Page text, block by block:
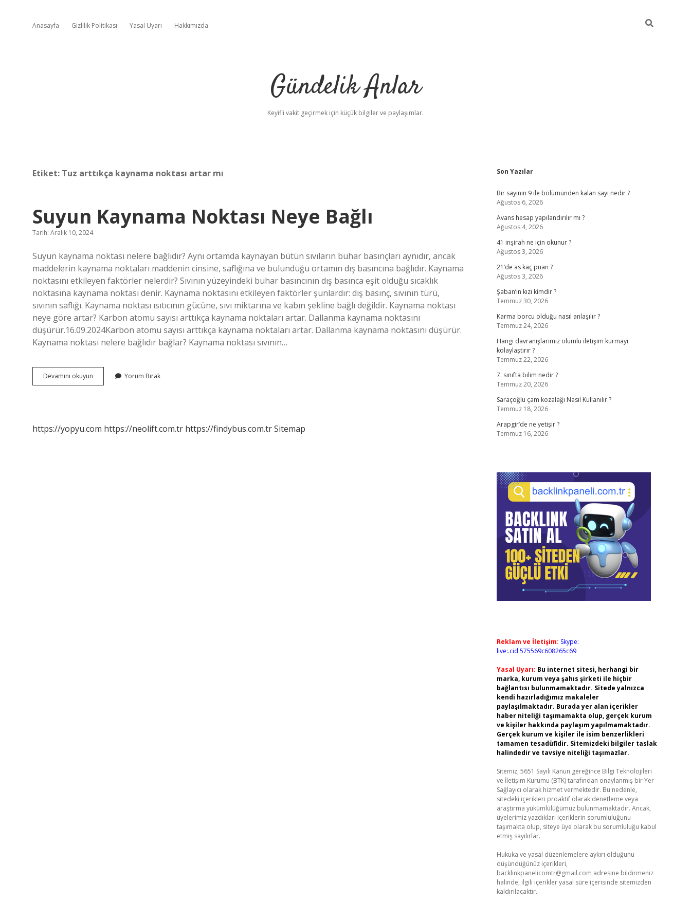
Anasayfa Gizlilik Politikası Yasal Uyarı Hakkımızda
Gündelik Anlar
Keyifli vakit geçirmek için küçük bilgiler ve paylaşımlar.
Etiket: Tuz arttıkça kaynama noktası artar mı
Suyun Kaynama Noktası Neye Bağlı
Tarih: Aralık 10, 2024
Suyun kaynama noktası nelere bağlıdır? Aynı ortamda kaynayan bütün sıvıların buhar basınçları aynıdır, ancak
maddelerin kaynama noktaları maddenin cinsine, saflığına ve bulunduğu ortamın dış basıncına bağlıdır. Kaynama
noktasını etkileyen faktörler nelerdir? Sıvının yüzeyindeki buhar basıncının dış basınca eşit olduğu sıcaklık
noktasına kaynama noktası denir. Kaynama noktasını etkileyen faktörler şunlardır: dış basınç, sıvının türü,
sıvının saflığı. Kaynama noktası ısıtıcının gücüne, sıvı miktarına ve kabın şekline bağlı değildir. Kaynama noktası
neye göre artar? Karbon atomu sayısı arttıkça kaynama noktaları artar. Dallanma kaynama noktasını
düşürür.16.09.2024Karbon atomu sayısı arttıkça kaynama noktaları artar. Dallanma kaynama noktasını düşürür.
Kaynama noktası nelere bağlıdır bağlar? Kaynama noktası sıvının…
Devamını okuyun
Kaynama
Yorum Bırak
https://yopyu.com https://neolift.com.tr https://findybus.com.trSitemap
Sidebar
Son Yazılar
Bir sayının 9 ile bölümünden kalan sayı nedir ?
Ağustos 6, 2026
Avans hesap yapılandırılır mı ?
Ağustos 4, 2026
41 inşirah ne için okunur ?
Ağustos 3, 2026
21’de as kaç puan ?
Ağustos 3, 2026
Şaban’ın kızı kimdir ?
Temmuz 30, 2026
Karma borcu olduğu nasıl anlaşılır ?
Temmuz 24, 2026
Hangi davranışlarımız olumlu iletişim kurmayı
kolaylaştırır ?
Temmuz 22, 2026
7. sınıfta bilim nedir ?
Temmuz 20, 2026
Saraçoğlu çam kozalağı Nasıl Kullanılır ?
Temmuz 18, 2026
Arapgir’de ne yetişir ?
Temmuz 16, 2026
Reklam ve İletişim: Skype:
live:.cid.575569c608265c69
Yasal Uyarı: Bu internet sitesi, herhangi bir
marka, kurum veya şahıs şirketi ile hiçbir
bağlantısı bulunmamaktadır. Sitede yalnızca
kendi hazırladığımız makaleler
paylaşılmaktadır. Burada yer alan içerikler
haber niteliği taşımamakta olup, gerçek kurum
ve kişiler hakkında paylaşım yapılmamaktadır.
Gerçek kurum ve kişiler ile isim benzerlikleri
tamamen tesadüfidir. Sitemizdeki bilgiler taslak
halindedir ve tavsiye niteliği taşımazlar.
Sitemiz, 5651 Sayılı Kanun gereğince Bilgi Teknolojileri
ve İletişim Kurumu (BTK) tarafından onaylanmış bir Yer
Sağlayıcı olarak hizmet vermektedir. Bu nedenle,
sitedeki içerikleri proaktif olarak denetleme veya
araştırma yükümlülüğümüz bulunmamaktadır. Ancak,
üyelerimiz yazdıkları içeriklerin sorumluluğunu
taşımakta olup, siteye üye olarak bu sorumluluğu kabul
etmiş sayılırlar.
Hukuka ve yasal düzenlemelere aykırı olduğunu
düşündüğünüz içerikleri,
backlinkpanelicomtr@gmail.com adresine bildirmeniz
halinde, ilgili içerikler yasal süre içerisinde sitemizden
kaldırılacaktır.